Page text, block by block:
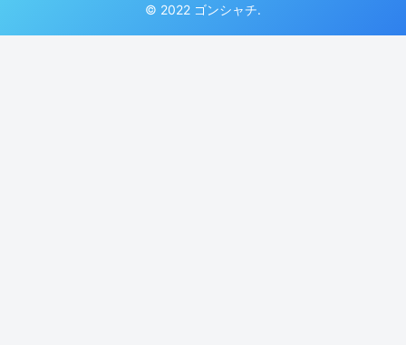
© 2022 ゴンシャチ.